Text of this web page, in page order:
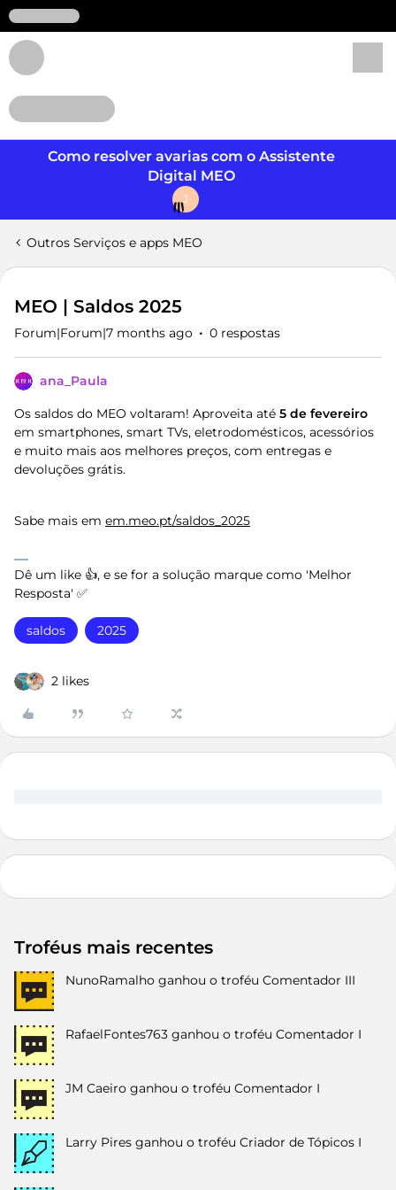
Como resolver avarias com o Assistente
Digital MEO
J
Outros Serviços e apps MEO
MEO | Saldos 2025
Forum|Forum|7 months ago 0 respostas
ana_Paula
Os saldos do MEO voltaram! Aproveita até 5 de fevereiro
em smartphones, smart TVs, eletrodomésticos, acessórios
e muito mais aos melhores preços, com entregas e
devoluções grátis.
Sabe mais em em.meo.pt/saldos_2025
Dê um like 👍, e se for a solução marque como 'Melhor
Resposta' ✅
saldos 2025
2 likes
Troféus mais recentes
NunoRamalho ganhou o troféu Comentador III
RafaelFontes763 ganhou o troféu Comentador I
JM Caeiro ganhou o troféu Comentador I
Larry Pires ganhou o troféu Criador de Tópicos I